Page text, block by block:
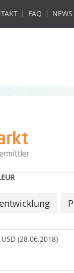
FAQ NEWS
(28.06.2018)